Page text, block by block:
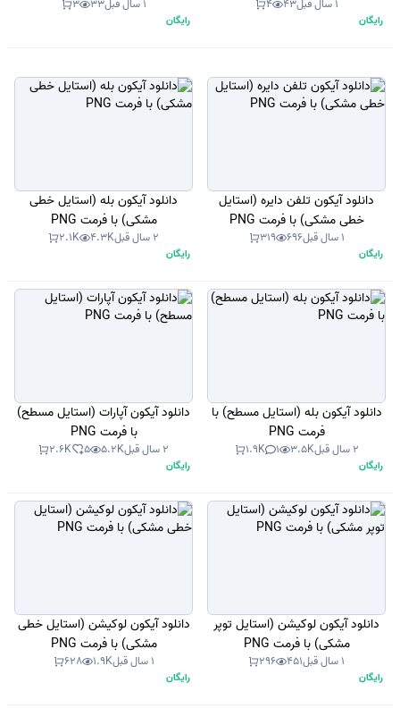
1 سال قبل 43
4
رایگان
1 سال قبل 33
3
رایگان
دانلود آیکون تلفن دایره (استایل
خطی مشکی) با فرمت PNG
1 سال قبل 696
319
رایگان
دانلود آیکون بله (استایل خطی
مشکی) با فرمت PNG
2 سال قبل 4.3K
2.1K
رایگان
دانلود آیکون بله (استایل مسطح) با
فرمت PNG
2 سال قبل 3.5K
1
1.9K
رایگان
دانلود آیکون آپارات (استایل مسطح)
با فرمت PNG
2 سال قبل 5.2K
5
2.6K
رایگان
دانلود آیکون لوکیشن (استایل توپر
مشکی) با فرمت PNG
1 سال قبل 451
296
رایگان
دانلود آیکون لوکیشن (استایل خطی
مشکی) با فرمت PNG
1 سال قبل 1.9K
628
رایگان